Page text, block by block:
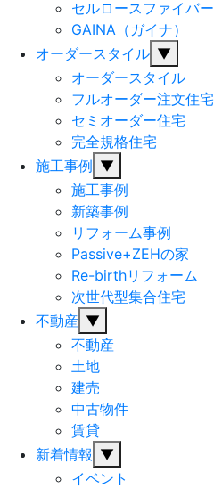
セルロースファイバー
GAINA（ガイナ）
オーダースタイル ▼
オーダースタイル
フルオーダー注文住宅
セミオーダー住宅
完全規格住宅
施工事例 ▼
施工事例
新築事例
リフォーム事例
Passive+ZEHの家
Re-birthリフォーム
次世代型集合住宅
不動産 ▼
不動産
土地
建売
中古物件
賃貸
新着情報 ▼
イベント